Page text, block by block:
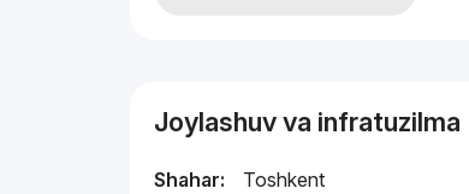
Joylashuv va infratuzilma
Shahar:
Toshkent